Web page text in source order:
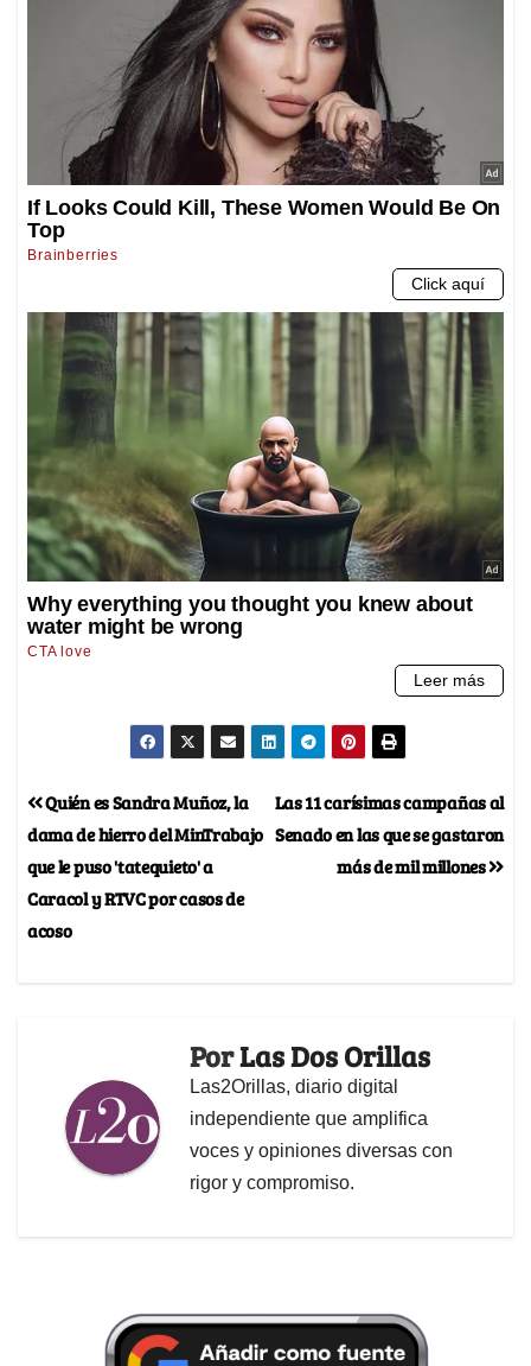
Las 11 carísimas campañas al
Senado en las que se gastaron
más de mil millones
Quién es Sandra Muñoz, la
dama de hierro del MinTrabajo
que le puso 'tatequieto' a
Caracol y RTVC por casos de
acoso
PorLas Dos Orillas
Las2Orillas, diario digital
independiente que amplifica
voces y opiniones diversas con
rigor y compromiso.